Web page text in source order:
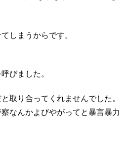
しまうからです。
びました。
取り合ってくれませんでした。
なんかよびやがってと暴言暴力